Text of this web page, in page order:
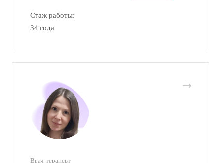
Стаж работы:
34 года
Врач-терапевт